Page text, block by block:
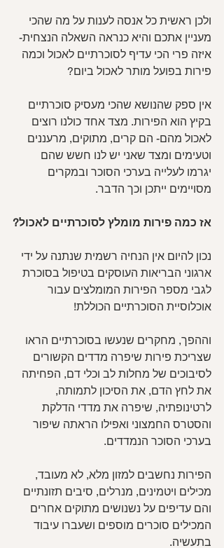
ולכן ראשית כל אנסה לענות על מה שהכי
מעניין אתכם והיא כנראה השאלה הנצחית-
איזה פרי הכי עדיף לסוכרתיים לאכול וכמה
פירות בפועל מותר לאכול ביום?
אין ספק שהנושא שהכי מעסיק סוכרתיים
בקיץ הוא הפירות. מצד אחד כולנו רוצים
לאכול מהם- הם קרים, מתוקים, מרעננים
וטעימים ומצד שאני יש לנו חשש שהם
יגרמו לעלייה בערכי הסוכר ובמקרים
מסויימים ייתכן וכך הדבר.
אז כמה פירות מומלץ לסוכרתיים לאכול?
נכון להיום אין הנחיה רשמית שנתנה על ידי
ארגוני הבריאות העוסקים בטיפול בסוכרת
לגבי מספר הפירות המומלצים עבור
אוכלוסיית הסוכרתיים הכוללת!
וההפך, מחקרים שנעשו בסוכרתיים הראו
שצריכת פירות שיפרה מדדים הקשורים
לסיבוכים של מחלות לב וכלי דם, הפחיתה
את לחץ הדם, את הסיכון לתמותה,
לרטינופתיה, שיפרה את מדדי הדלקת
והסטרס החמצוני ואפילו הראתה שיפור
בערכי הסוכר הנמדדים.
הפירות נחשבים למזון מלא, לא מעובד,
מכילים ויטמינים, מנרלים, סיבים תזונתיים
והם עדיפים על נשנושים מתוקים אחרים
המכילים סוכרים מוספים ושעברו עיבוד
בתעשיה.